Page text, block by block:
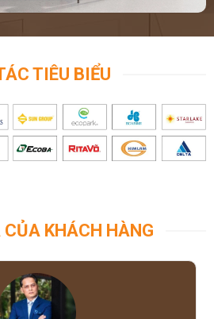
TIÊU BIỂU
KHÁCH HÀNG